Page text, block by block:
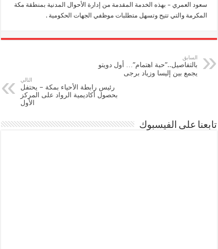
سعود العمري – بهذه الخدمة المقدمة من إدارة الأحوال المدنية بمنطقة مكة
المكرمة والتي تتيح وتسهل متطلبات موظفي الجهات الحكومية .
السابق
بالتفاصيل..”حبة اهتمام”… أول دويتو
يجمع بين إليسا وزياد برجى
التالي
رئيس رابطة الأحياء بمكة – يحتفل
بحصول أكاديمية الرواد على المركز
الأول
تابعنا على الفيسبوك